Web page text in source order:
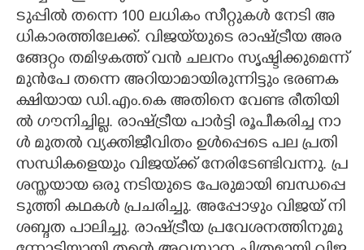
ടു​പ്പി​ൽ​ ​ത​ന്നെ​ 100​ ​ല​ധി​കം​ ​സീ​റ്റു​ക​ൾ​ ​നേ​ടി​ ​അ​
ധി​കാ​ര​ത്തി​ലേ​ക്ക്.​ ​വി​ജ​യ്‌​യു​ടെ​ ​രാ​ഷ്ട്രീ​യ​ ​അ​ര​
ങ്ങേ​റ്റം​ ​ത​മി​ഴ​ക​ത്ത് ​വ​ൻ​ ​ച​ല​നം​ ​സൃ​ഷ്ടി​ക്കു​മെ​ന്ന്
​മു​ൻ​പേ​ ​ത​ന്നെ​ ​അ​റി​യാ​മാ​യി​രു​ന്നി​ട്ടും​ ​ഭ​ര​ണ​ക​
ക്ഷി​യാ​യ​ ​ഡി.​എം.​കെ​ ​അ​തി​നെ​ ​വേ​ണ്ട​ ​രീ​തി​യി​
ൽ​ ​ഗൗ​നി​ച്ചി​ല്ല.​ ​രാ​ഷ്ട്രീ​യ​ ​പാ​ർ​ട്ടി​ ​രൂ​പീ​ക​രി​ച്ച​ ​നാ​
ൾ​ ​മു​ത​ൽ​ ​വ്യ​ക്തി​ജീ​വി​തം​ ​ഉ​ൾ​പ്പെ​ടെ​ ​പ​ല​ ​പ്ര​തി​
സ​ന്ധി​ക​ളെ​യും​ ​വി​ജ​യ്‌​ക്ക് ​നേ​രി​ടേ​ണ്ടി​വ​ന്നു.​ ​പ്ര​
ശ​സ്ത​യാ​യ​ ​ഒ​രു​ ​ന​ടി​യു​ടെ​ ​പേ​രു​മാ​യി​ ​ബ​ന്ധ​പ്പെ​
ടു​ത്തി​ ​ക​ഥ​ക​ൾ​ ​പ്ര​ച​രി​ച്ചു.​ ​അ​പ്പോ​ഴും​ ​വി​ജ​യ് ​നി​
ശ​ബ്ദ​ത​ ​പാ​ലി​ച്ചു.​ ​രാ​ഷ്ട്രീ​യ​ ​പ്ര​വേ​ശ​ന​ത്തി​നു​മു​